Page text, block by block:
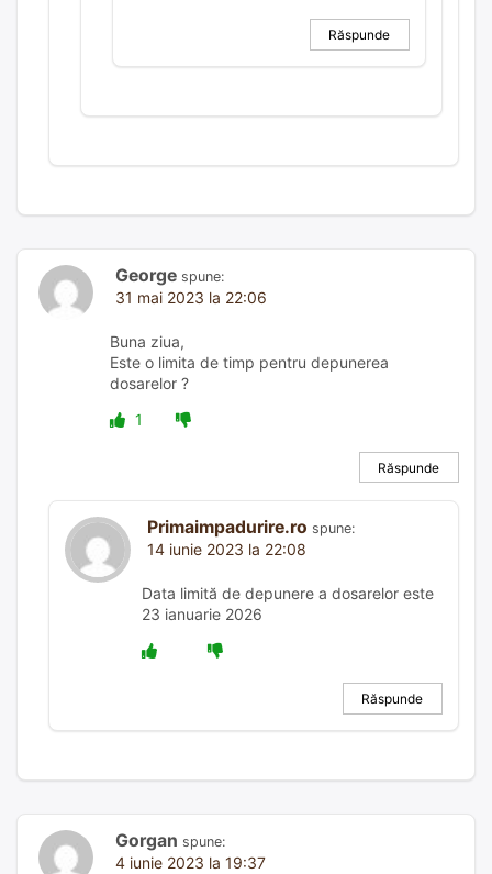
Răspunde
George spune:
31 mai 2023 la 22:06
Buna ziua,
Este o limita de timp pentru depunerea
dosarelor ?
1
Răspunde
Primaimpadurire.ro spune:
14 iunie 2023 la 22:08
Data limită de depunere a dosarelor este
23 ianuarie 2026
Răspunde
Gorgan spune:
4 iunie 2023 la 19:37